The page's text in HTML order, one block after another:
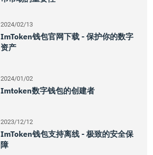
2024/02/13
ImToken钱包官网下载 - 保护你的数字
资产
2024/01/02
Imtoken数字钱包的创建者
2023/12/12
ImToken钱包支持离线 - 极致的安全保
障